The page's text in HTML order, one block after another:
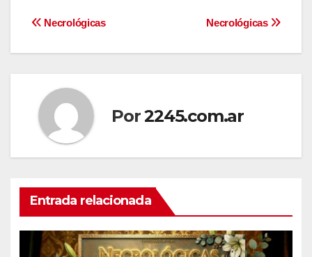
Navegación
de
entradas
Necrológicas
Necrológicas
Por2245.com.ar
Entrada relacionada